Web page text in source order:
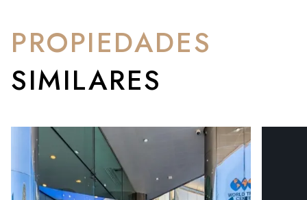
PROPIEDADES
SIMILARES